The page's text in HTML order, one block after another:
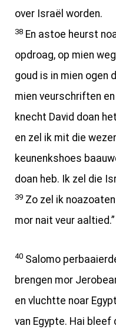
over Israël worden.
38 En astoe heurst
opdroag, op mien
goud is in mien ogen
mien veurschriften
knecht David doan
en zel ik mit die
keunenkshoes
doan heb. Ik zel die
39 Zo zel ik
mor nait veur aaltied.”
40 Salomo
brengen mor
en vluchtte noar
van Egypte. Hai